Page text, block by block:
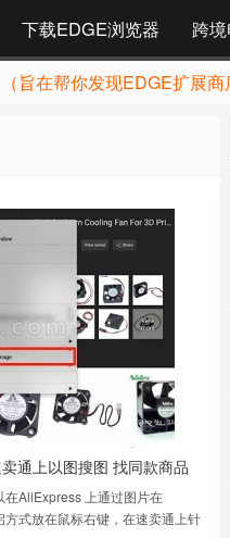
下载EDGE浏览器 跨
（旨在帮你发现EDGE扩展
通上以图搜图 找同款商品
AliExpress 上通过图片在
式放在鼠标右键，在速卖通上针